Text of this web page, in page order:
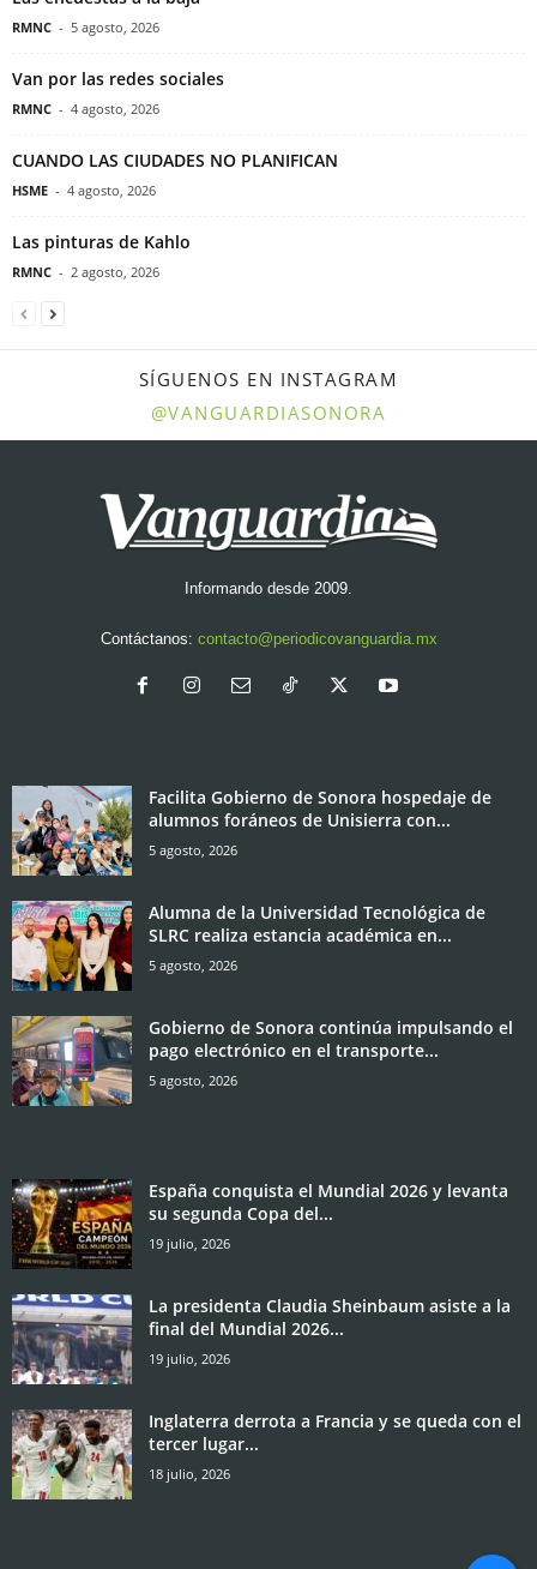
RMNC - 5 agosto, 2026
Van por las redes sociales
RMNC - 4 agosto, 2026
CUANDO LAS CIUDADES NO PLANIFICAN
HSME - 4 agosto, 2026
Las pinturas de Kahlo
RMNC - 2 agosto, 2026
SÍGUENOS EN INSTAGRAM
@VANGUARDIASONORA
Informando desde 2009.
Contáctanos: contacto@periodicovanguardia.mx
Facilita Gobierno de Sonora hospedaje de
alumnos foráneos de Unisierra con...
5 agosto, 2026
Alumna de la Universidad Tecnológica de
SLRC realiza estancia académica en...
5 agosto, 2026
Gobierno de Sonora continúa impulsando el
pago electrónico en el transporte...
5 agosto, 2026
España conquista el Mundial 2026 y levanta
su segunda Copa del...
19 julio, 2026
La presidenta Claudia Sheinbaum asiste a la
final del Mundial 2026...
19 julio, 2026
Inglaterra derrota a Francia y se queda con el
tercer lugar...
18 julio, 2026